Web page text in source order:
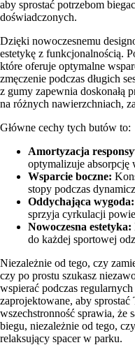
aby sprostać potrzebom
doświadczonych.
Dzięki nowoczesnemu
estetykę z funkcjonalnością.
które oferuje optymalne
zmęczenie podczas długich
z gumy zapewnia doskonałą
na różnych nawierzchniach,
Główne cechy tych butów to:
Amortyzacja
optymalizuje absorpcję
Wsparcie boczne:
stopy podczas
Oddychająca wygoda:
sprzyja cyrkulacji
Nowoczesna estetyka:
do każdej sportowej
Niezależnie od tego, czy
czy po prostu szukasz
wspierać podczas
zaprojektowane, aby
wszechstronność sprawia, że
biegu, niezależnie od tego,
relaksujący spacer w parku.